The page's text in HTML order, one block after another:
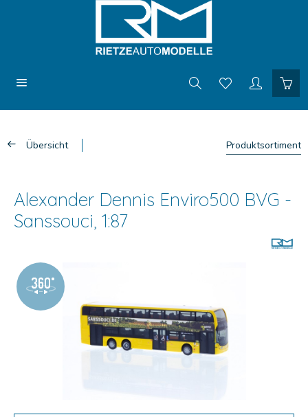
Übersicht Produktsortiment
Alexander Dennis Enviro500 BVG -
Sanssouci, 1:87